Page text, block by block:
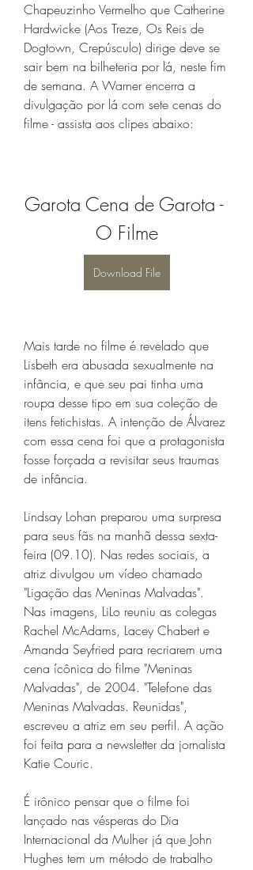
Chapeuzinho Vermelho que Catherine
Hardwicke (Aos Treze, Os Reis de
Dogtown, Crepúsculo) dirige deve se
sair bem na bilheteria por lá, neste fim
de semana. A Warner encerra a
divulgação por lá com sete cenas do
filme - assista aos clipes abaixo:
Garota Cena de Garota -
O Filme
Download File
Mais tarde no filme é revelado que
Lisbeth era abusada sexualmente na
infância, e que seu pai tinha uma
roupa desse tipo em sua coleção de
itens fetichistas. A intenção de Álvarez
com essa cena foi que a protagonista
fosse forçada a revisitar seus traumas
de infância.
Lindsay Lohan preparou uma surpresa
para seus fãs na manhã dessa sexta-
feira (09.10). Nas redes sociais, a
atriz divulgou um vídeo chamado
"Ligação das Meninas Malvadas".
Nas imagens, LiLo reuniu as colegas
Rachel McAdams, Lacey Chabert e
Amanda Seyfried para recriarem uma
cena ícônica do filme "Meninas
Malvadas", de 2004. "Telefone das
Meninas Malvadas. Reunidas",
escreveu a atriz em seu perfil. A ação
foi feita para a newsletter da jornalista
Katie Couric.
É irônico pensar que o filme foi
lançado nas vésperas do Dia
Internacional da Mulher já que John
Hughes tem um método de trabalho